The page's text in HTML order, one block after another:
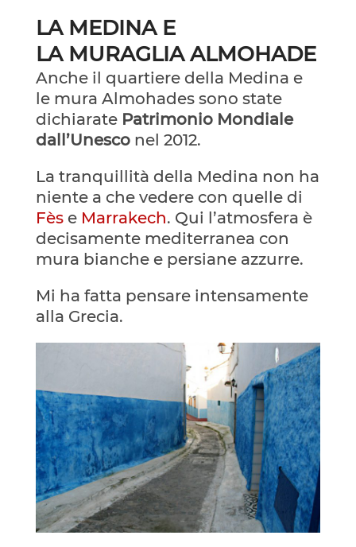
LA MEDINA E
LA MURAGLIA ALMOHADE
Anche il quartiere della Medina e
le mura Almohades sono state
dichiarate Patrimonio Mondiale
dall’Unesconel 2012.
La tranquillità della Medina non ha
niente a che vedere con quelle di
Fèse Marrakech. Qui l’atmosfera è
decisamente mediterranea con
mura bianche e persiane azzurre.
Mi ha fatta pensare intensamente
alla Grecia.